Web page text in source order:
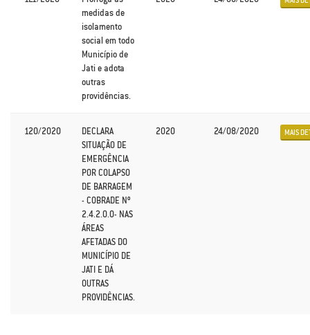
medidas de
isolamento
social em todo
Município de
Jati e adota
outras
providências.
120/2020
DECLARA
SITUAÇÃO DE
EMERGÊNCIA
POR COLAPSO
DE BARRAGEM
- COBRADE Nº
2.4.2.0.0- NAS
ÁREAS
AFETADAS DO
MUNICÍPIO DE
JATI E DÁ
OUTRAS
PROVIDÊNCIAS.
2020 24/08/2020 MAIS